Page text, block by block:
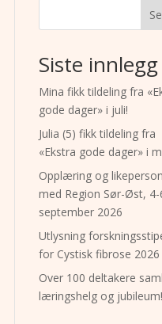
Siste innlegg
Mina fikk tildeling fra
gode dager» i juli!
Julia (5) fikk tildeling fra
«Ekstra gode dager» i
Opplæring og
med Region Sør-Øst, 4-
september 2026
Utlysning
for Cystisk fibrose 2026
Over 100 deltakere
læringshelg og jubileum!